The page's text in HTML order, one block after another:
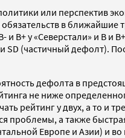
или перспектив
в ближайшие
у «Северстали» и B и
SD (частичный дефолт).
дефолта в
не ниже
рейтинг у двух, а то и
проблемы, а также
Европе и Азии) и